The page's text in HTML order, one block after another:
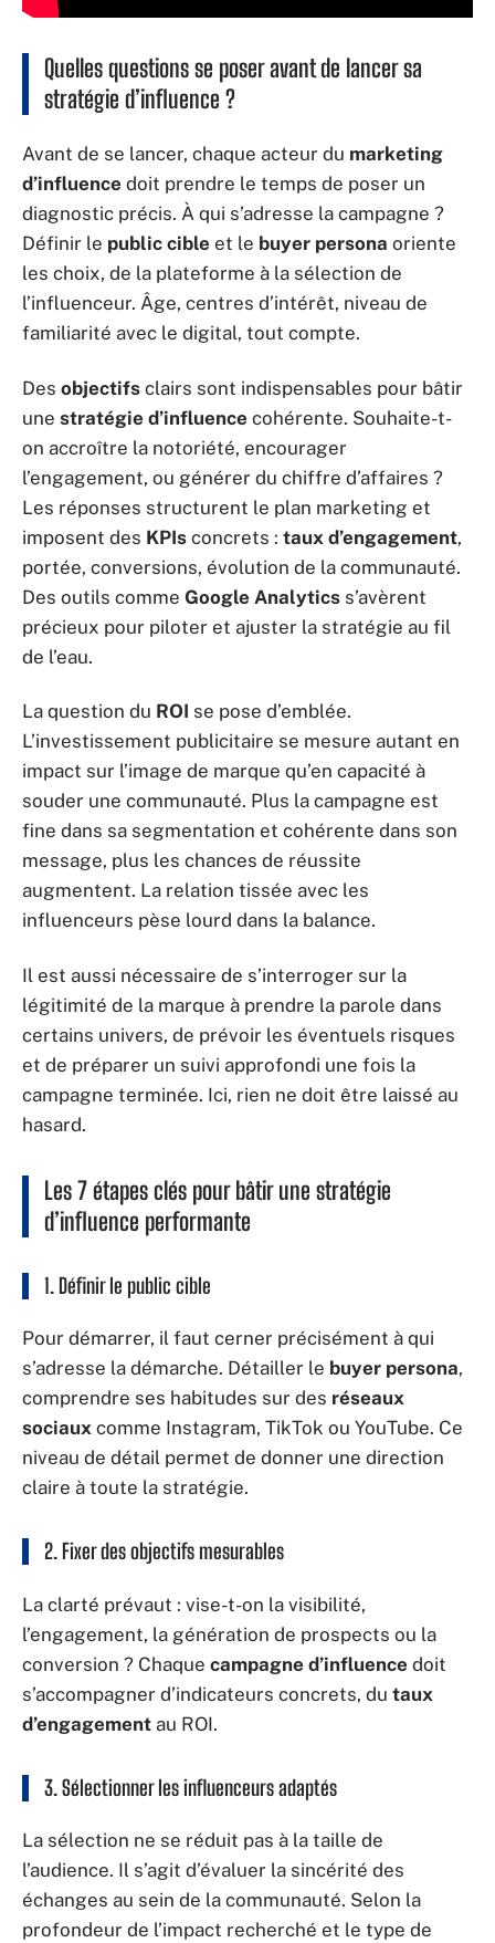
Quelles questions se poser avant de lancer sa
stratégie d’influence ?
Avant de se lancer, chaque acteur du marketing
d’influence doit prendre le temps de poser un
diagnostic précis. À qui s’adresse la campagne ?
Définir le public cible et le buyer persona oriente
les choix, de la plateforme à la sélection de
l’influenceur. Âge, centres d’intérêt, niveau de
familiarité avec le digital, tout compte.
Des objectifs clairs sont indispensables pour bâtir
une stratégie d’influence cohérente. Souhaite-t-
on accroître la notoriété, encourager
l’engagement, ou générer du chiffre d’affaires ?
Les réponses structurent le plan marketing et
imposent des KPIs concrets : taux d’engagement,
portée, conversions, évolution de la communauté.
Des outils comme Google Analytics s’avèrent
précieux pour piloter et ajuster la stratégie au fil
de l’eau.
La question du ROI se pose d’emblée.
L’investissement publicitaire se mesure autant en
impact sur l’image de marque qu’en capacité à
souder une communauté. Plus la campagne est
fine dans sa segmentation et cohérente dans son
message, plus les chances de réussite
augmentent. La relation tissée avec les
influenceurs pèse lourd dans la balance.
Il est aussi nécessaire de s’interroger sur la
légitimité de la marque à prendre la parole dans
certains univers, de prévoir les éventuels risques
et de préparer un suivi approfondi une fois la
campagne terminée. Ici, rien ne doit être laissé au
hasard.
Les 7 étapes clés pour bâtir une stratégie
d’influence performante
1. Définir le public cible
Pour démarrer, il faut cerner précisément à qui
s’adresse la démarche. Détailler le buyer persona,
comprendre ses habitudes sur des réseaux
sociaux comme Instagram, TikTok ou YouTube. Ce
niveau de détail permet de donner une direction
claire à toute la stratégie.
2. Fixer desobjectifs mesurables
La clarté prévaut : vise-t-on la visibilité,
l’engagement, la génération de prospects ou la
conversion ? Chaque campagne d’influence doit
s’accompagner d’indicateurs concrets, du taux
d’engagement au ROI.
3. Sélectionner lesinfluenceursadaptés
La sélection ne se réduit pas à la taille de
l’audience. Il s’agit d’évaluer la sincérité des
échanges au sein de la communauté. Selon la
profondeur de l’impact recherché et le type de